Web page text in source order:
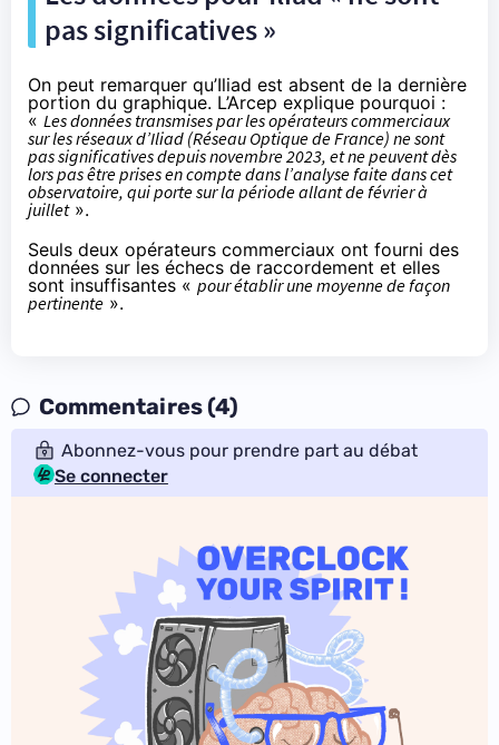
pas significatives »
On peut remarquer qu’Iliad est absent de la dernière
portion du graphique. L’Arcep explique pourquoi :
« Les données transmises par les opérateurs commerciaux
sur les réseaux d’Iliad (Réseau Optique de France) ne sont
pas significatives depuis novembre 2023, et ne peuvent dès
lors pas être prises en compte dans l’analyse faite dans cet
observatoire, qui porte sur la période allant de février à
juillet».
Seuls deux opérateurs commerciaux ont fourni des
données sur les échecs de raccordement et elles
sont insuffisantes « pour établir une moyenne de façon
pertinente ».
Commentaires (4)
Abonnez-vous pour prendre part au débat
Se connecter